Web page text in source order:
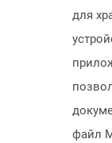
для
файл